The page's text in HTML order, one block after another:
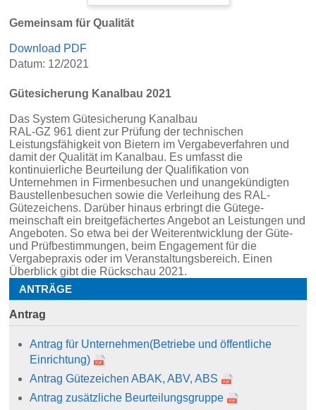
Gemeinsam für Qualität
Download PDF
Datum: 12/2021
Gütesicherung Kanalbau 2021
Das System Gütesicherung Kanalbau
RAL-GZ 961 dient zur Prüfung der technischen
Leistungsfähigkeit von Bietern im Vergabeverfahren und
damit der Qualität im Kanalbau. Es umfasst die
kontinuierliche Beurteilung der Qualifikation von
Unternehmen in Firmenbesuchen und unangekündigten
Baustellenbesuchen sowie die Verleihung des RAL-
Gütezeichens. Darüber hinaus erbringt die Gütege-
meinschaft ein breitgefächertes Angebot an Leistungen und
Angeboten. So etwa bei der Weiterentwicklung der Güte-
und Prüfbestimmungen, beim Engagement für die
Vergabepraxis oder im Veranstaltungsbereich. Einen
Überblick gibt die Rückschau 2021.
ANTRÄGE
Antrag
Antrag für Unternehmen(Betriebe und öffentliche
Einrichtung)
Antrag Gütezeichen ABAK, ABV, ABS
Antrag zusätzliche Beurteilungsgruppe